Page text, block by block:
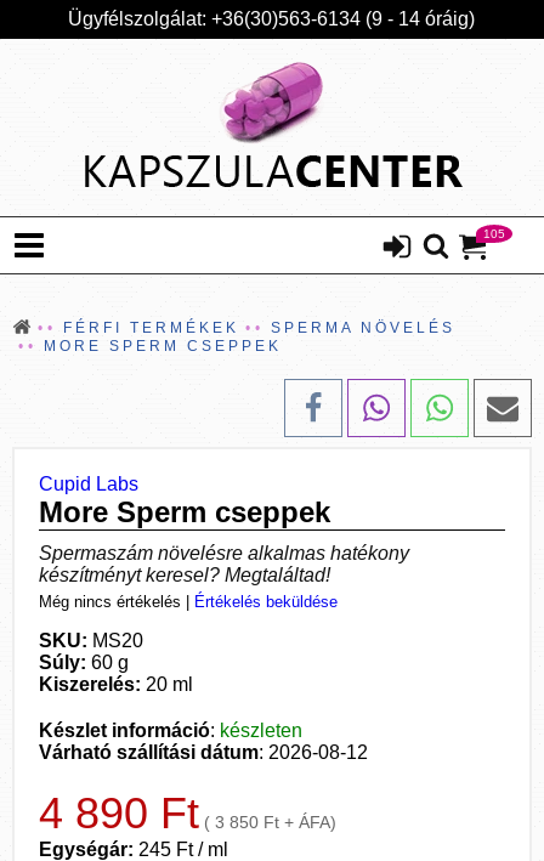
Ügyfélszolgálat: +36(30)563-6134 (9 - 14 óráig)
105
FÉRFI TERMÉKEK
SPERMA NÖVELÉS
MORE SPERM CSEPPEK
Cupid Labs
More Sperm cseppek
Spermaszám növelésre alkalmas hatékony
készítményt keresel? Megtaláltad!
Még nincs értékelés Értékelés beküldése
SKU: MS20
Súly: 60 g
Kiszerelés: 20 ml
Készlet információ: készleten
Várható szállítási dátum: 2026-08-12
4 890 Ft ( 3 850 Ft + ÁFA)
Egységár: 245 Ft / ml